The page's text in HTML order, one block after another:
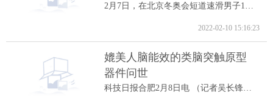
2022-02-10 15:16:23
媲美人脑能效的类脑突触原型
器件问世